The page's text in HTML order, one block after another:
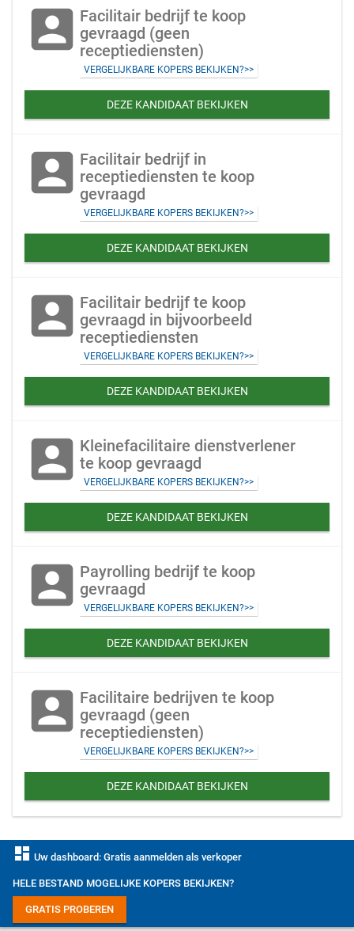
account_box Facilitair bedrijf te koop
gevraagd (geen
receptiediensten)
VERGELIJKBARE KOPERS BEKIJKEN?>>
DEZE KANDIDAAT BEKIJKEN
account_box Facilitair bedrijf in
receptiediensten te koop
gevraagd
VERGELIJKBARE KOPERS BEKIJKEN?>>
DEZE KANDIDAAT BEKIJKEN
account_box Facilitair bedrijf te koop
gevraagd in bijvoorbeeld
receptiediensten
VERGELIJKBARE KOPERS BEKIJKEN?>>
DEZE KANDIDAAT BEKIJKEN
account_box Kleinefacilitaire dienstverlener
te koop gevraagd
VERGELIJKBARE KOPERS BEKIJKEN?>>
DEZE KANDIDAAT BEKIJKEN
account_box Payrolling bedrijf te koop
gevraagd
VERGELIJKBARE KOPERS BEKIJKEN?>>
DEZE KANDIDAAT BEKIJKEN
account_box Facilitaire bedrijven te koop
gevraagd (geen
receptiediensten)
VERGELIJKBARE KOPERS BEKIJKEN?>>
DEZE KANDIDAAT BEKIJKEN
dashboard Uw dashboard: Gratis aanmelden als verkoper
HELE BESTAND MOGELIJKE KOPERS BEKIJKEN?
GRATIS PROBEREN